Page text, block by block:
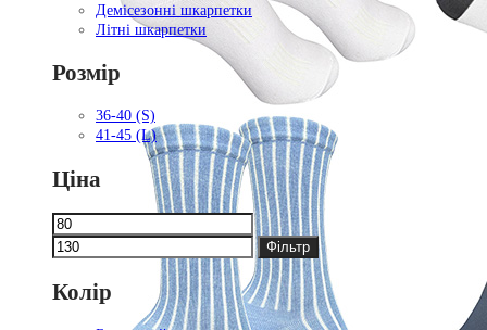
Демісезонні шкарпетки
Літні шкарпетки
Розмір
36-40 (S)
41-45 (L)
Ціна
Мінімальна
ціна
Найбільша
цінаФільтр
Колір